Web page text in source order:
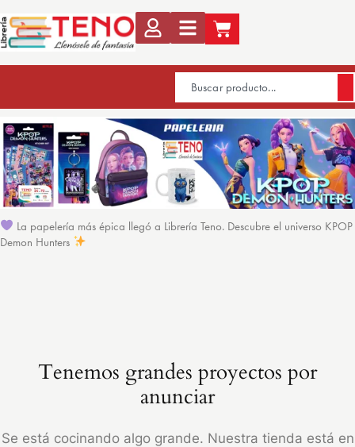
La papelería más épica llegó a Librería Teno. Descubre el universo KPOP
Demon Hunters
Tenemos grandes proyectos por
anunciar
Se está cocinando algo grande. Nuestra tienda está en